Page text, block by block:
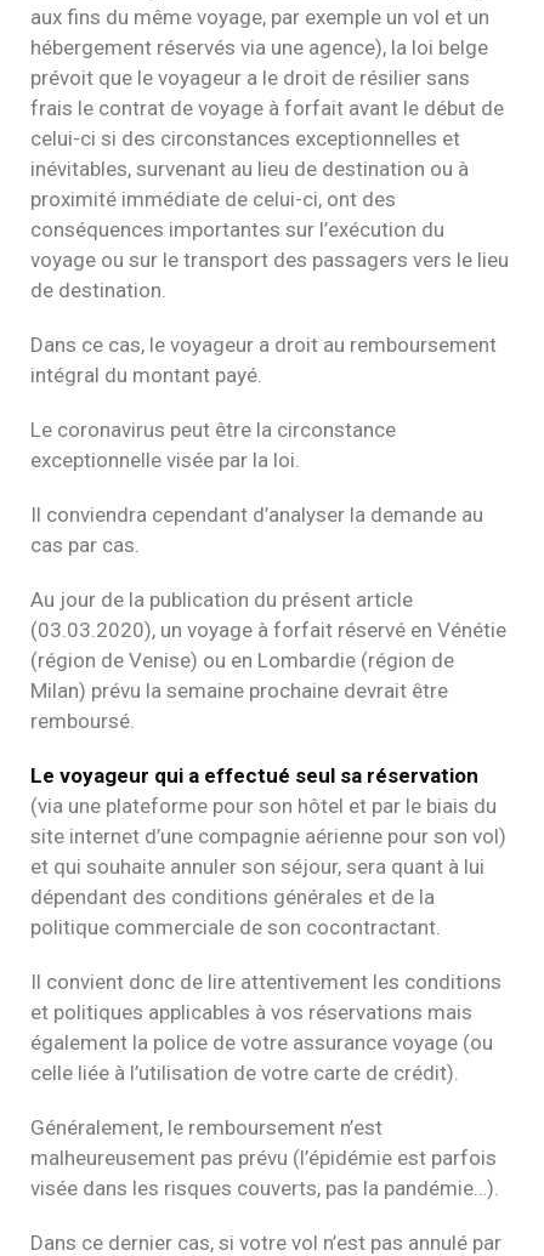
aux fins du même voyage, par exemple un vol et un
hébergement réservés via une agence), la loi belge
prévoit que le voyageur a le droit de résilier sans
frais le contrat de voyage à forfait avant le début de
celui-ci si des circonstances exceptionnelles et
inévitables, survenant au lieu de destination ou à
proximité immédiate de celui-ci, ont des
conséquences importantes sur l’exécution du
voyage ou sur le transport des passagers vers le lieu
de destination.
Dans ce cas, le voyageur a droit au remboursement
intégral du montant payé.
Le coronavirus peut être la circonstance
exceptionnelle visée par la loi.
Il conviendra cependant d’analyser la demande au
cas par cas.
Au jour de la publication du présent article
(03.03.2020), un voyage à forfait réservé en Vénétie
(région de Venise) ou en Lombardie (région de
Milan) prévu la semaine prochaine devrait être
remboursé.
Le voyageur qui a effectué seul sa réservation
(via une plateforme pour son hôtel et par le biais du
site internet d’une compagnie aérienne pour son vol)
et qui souhaite annuler son séjour, sera quant à lui
dépendant des conditions générales et de la
politique commerciale de son cocontractant.
Il convient donc de lire attentivement les conditions
et politiques applicables à vos réservations mais
également la police de votre assurance voyage (ou
celle liée à l’utilisation de votre carte de crédit).
Généralement, le remboursement n’est
malheureusement pas prévu (l’épidémie est parfois
visée dans les risques couverts, pas la pandémie…).
Dans ce dernier cas, si votre vol n’est pas annulé par